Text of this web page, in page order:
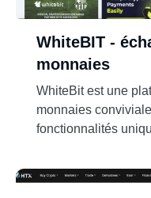
WhiteBIT -
monnaies
WhiteBit est une
monnaies
fonctionnalités